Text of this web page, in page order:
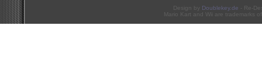
Design by Doublekey.de - Re-
Mario Kart and Wii are trademarks